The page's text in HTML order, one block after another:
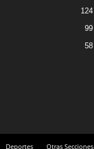
124
99
58
Deportes Otras Secciones